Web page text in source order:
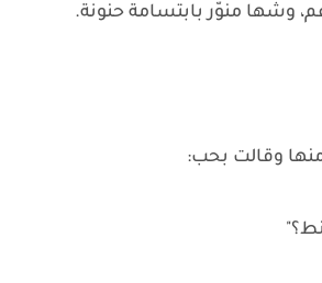
وشها منوّر بابتسامة حنونة.
وقالت بحب: